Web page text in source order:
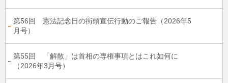
第56回 憲法記念日の街頭宣伝行動のご報告（2026年5
月号）
第55回 「解散」は首相の専権事項とはこれ如何に
（2026年3月号）